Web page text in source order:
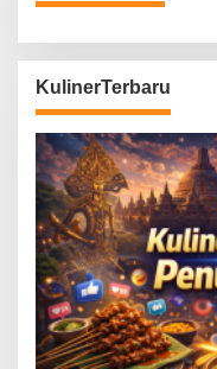
KulinerTerbaru